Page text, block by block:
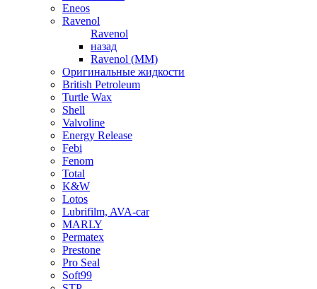
Eneos
Ravenol
Ravenol
назад
Ravenol (ММ)
Оригинальные жидкости
British Petroleum
Turtle Wax
Shell
Valvoline
Energy Release
Febi
Fenom
Total
K&W
Lotos
Lubrifilm, AVA-car
MARLY
Permatex
Prestone
Pro Seal
Soft99